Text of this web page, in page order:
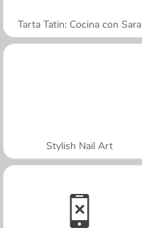
Tarta Tatin: Cocina con Sara
Stylish Nail Art